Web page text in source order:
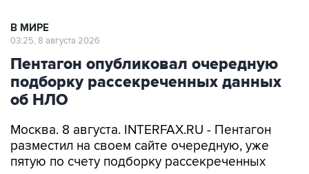
Пентагон опубликовал очередную
подборку рассекреченных данных
об НЛО
Москва. 8 августа. INTERFAX.RU - Пентагон
пятую по счету подборку рассекреченных
американских данных о неопознанных
аномальных явлениях (UAP).